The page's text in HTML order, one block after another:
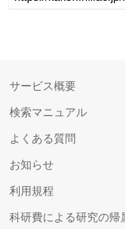
サービス概要
検索マニュアル
よくある質問
お知らせ
利用規程
科研費による研究の帰